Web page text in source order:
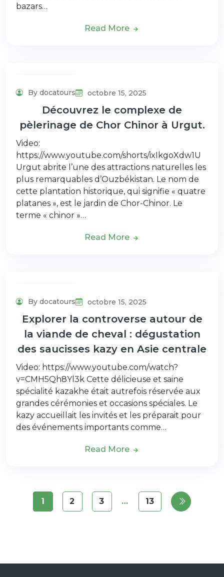
bazars…
Read More
By docatours octobre 15, 2025
Découvrez le complexe de
pèlerinage de Chor Chinor à Urgut.
Video:
https://www.youtube.com/shorts/ixIkgoXdw1U
Urgut abrite l’une des attractions naturelles les
plus remarquables d’Ouzbékistan. Le nom de
cette plantation historique, qui signifie « quatre
platanes », est le jardin de Chor-Chinor. Le
terme « chinor »…
Read More
By docatours octobre 15, 2025
Explorer la controverse autour de
la viande de cheval : dégustation
des saucisses kazy en Asie centrale
Video: https://www.youtube.com/watch?
v=CMH5Qh8Yl3k Cette délicieuse et saine
spécialité kazakhe était autrefois réservée aux
grandes cérémonies et occasions spéciales. Le
kazy accueillait les invités et les préparait pour
des événements importants comme…
Read More
1 2 3 … 13